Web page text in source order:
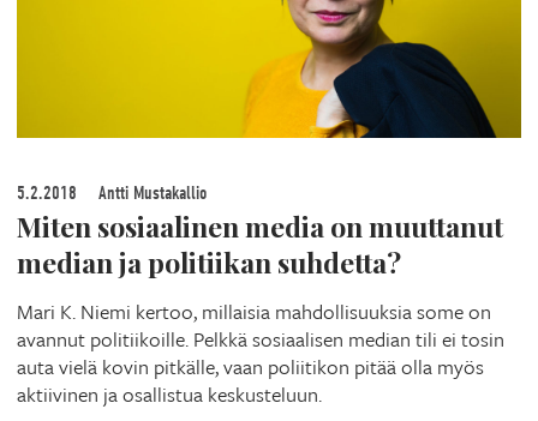
5.2.2018 Antti Mustakallio
Miten sosiaalinen media on muuttanut
median ja politiikan suhdetta?
Mari K. Niemi kertoo, millaisia mahdollisuuksia some on
avannut politiikoille. Pelkkä sosiaalisen median tili ei tosin
auta vielä kovin pitkälle, vaan poliitikon pitää olla myös
aktiivinen ja osallistua keskusteluun.